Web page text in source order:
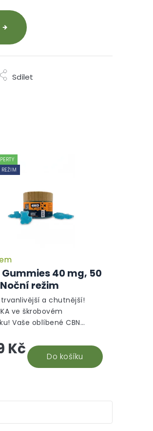
Sdílet
Gummies 40 mg, 50
režim
Kč Do košíku
a chutnější!
ve škrobovém
Vaše oblíbené CBN
o přidaný škrob, díky
si déle udrží...